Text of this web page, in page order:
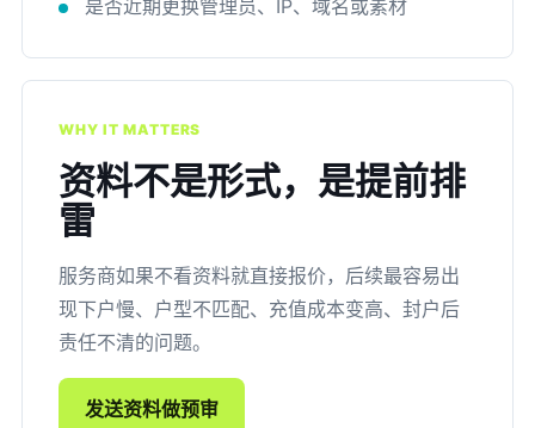
是否近期更换管理员、IP、域名或素材
WHY IT MATTERS
资料不是形式，是提前排
雷
服务商如果不看资料就直接报价，后续最容易出
现下户慢、户型不匹配、充值成本变高、封户后
责任不清的问题。
发送资料做预审